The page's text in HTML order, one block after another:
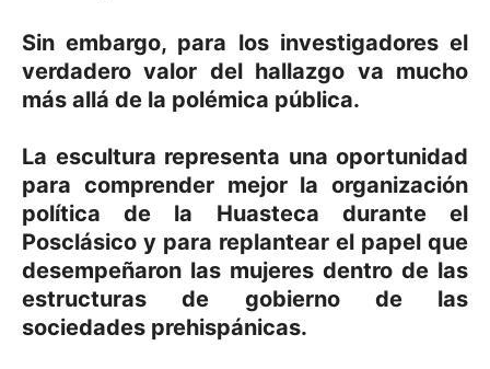
Sin embargo, para los investigadores el
verdadero valor del hallazgo va mucho
más allá de la polémica pública.
La escultura representa una oportunidad
para comprender mejor la organización
política de la Huasteca durante el
Posclásico y para replantear el papel que
desempeñaron las mujeres dentro de las
estructuras de gobierno de las
sociedades prehispánicas.